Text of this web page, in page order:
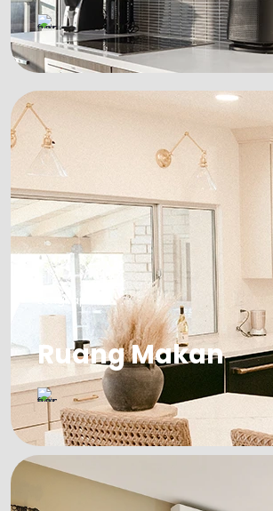
Lengkapi
Ruang Makan